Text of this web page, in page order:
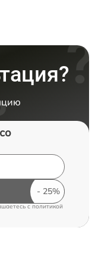
c политикой